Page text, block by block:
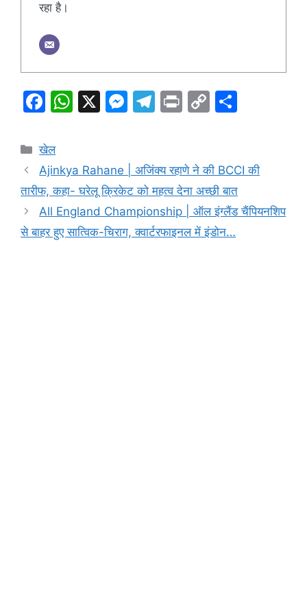
रहा है।
F
c
e
b
o
o
W
s
A
p
p
X
M
s
e
n
g
T
gr
a
m
Pr C
y
Li
n
k
e
Categories
खेल
Ajinkya Rahane | अजिंक्य रहाणे ने की BCCI की
तारीफ, कहा- घरेलू क्रिकेट को महत्व देना अच्छी बात
All England Championship | ऑल इंग्लैंड चैंपियनशिप
से बाहर हुए सात्विक-चिराग, क्वार्टरफाइनल में इंडोन…